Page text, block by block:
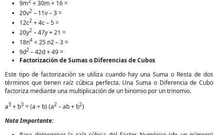
9m + 30m + 16 =
20v2 – 11v – 3 =
12c2 + 4c – 5 =
20y2 – 47y + 21 =
18n4 + 25 n2 – 3 =
9d2 – 42d + 49 =
Factorización de Sumas o Diferencias de Cubos
Este tipo de factorización se utiliza cuando hay una Suma o Resta de dos
términos que tienen raíz cúbica perfecta. Una Suma o Diferencia de Cubo
factoriza mediante una multiplicación de un binomio por un trinomio.
a3 + b3 = (a + b) (a2 – ab + b2)
Nota Importante: